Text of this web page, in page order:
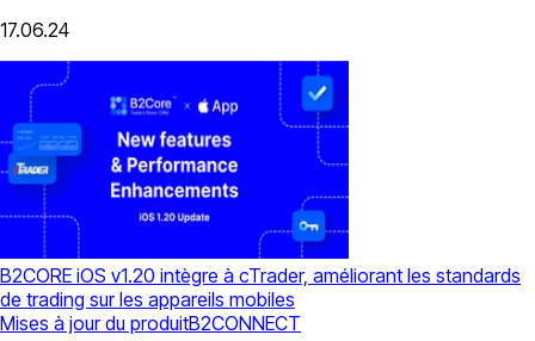
17.06.24
B2CORE iOS v1.20 intègre à cTrader, améliorant les standards
de trading sur les appareils mobiles
Mises à jour du produitB2CONNECT